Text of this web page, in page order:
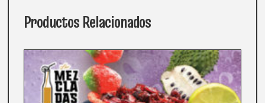
Productos Relacionados